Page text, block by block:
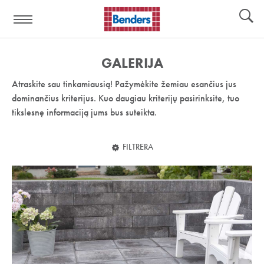
nuoroda:
GALERIJA
Atraskite sau tinkamiausią! Pažymėkite žemiau esančius jus
dominančius kriterijus. Kuo daugiau kriterijų pasirinksite, tuo
tikslesnę informaciją jums bus suteikta.
FILTRERA